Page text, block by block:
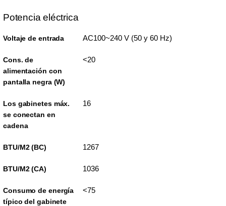
Potencia eléctrica
Voltaje de entrada AC100~240 V (50 y 60 Hz)
Cons. de
alimentación con
pantalla negra (W)
<20
Los gabinetes máx.
se conectan en
cadena
16
BTU/M2 (BC) 1267
BTU/M2 (CA) 1036
Consumo de energía
típico del gabinete
<75